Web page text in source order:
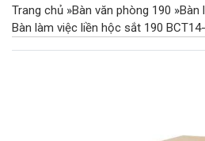
Trang chủ »Bàn văn phòng 190 »Bàn
Bàn làm việc liền hộc sắt 190